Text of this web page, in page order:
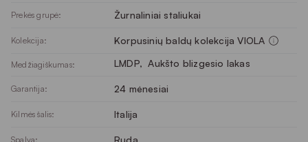
Prekės grupė: Žurnaliniai staliukai
Kolekcija: Korpusinių baldų kolekcija VIOLA
Medžiagiškumas: LMDP, Aukšto blizgesio lakas
Garantija: 24 mėnesiai
Kilmės šalis: Italija
Spalva: Ruda